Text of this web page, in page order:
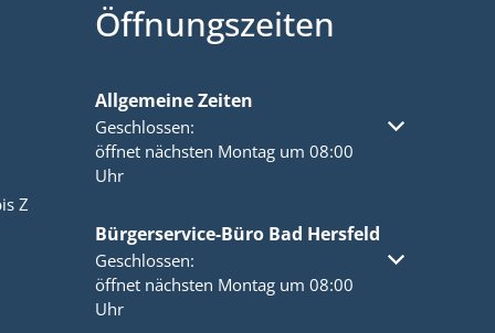
Z
Öffnungszeiten
Allgemeine Zeiten
Klicken, um weitere Öffnungs- oder Schließzeiten
Geschlossen:
öffnet nächsten Montag um 08:00
Uhr
Bürgerservice-Büro Bad Hersfeld
Klicken, um weitere Öffnungs- oder Schließzeiten
Geschlossen:
öffnet nächsten Montag um 08:00
Uhr